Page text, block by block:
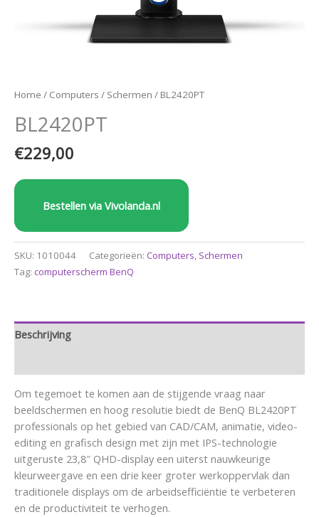
Home / Computers / Schermen / BL2420PT
BL2420PT
€229,00
Bestellen via Vivolanda.nl
SKU: 1010044 Categorieën: Computers, Schermen
Tag: computerscherm BenQ
Beschrijving
Om tegemoet te komen aan de stijgende vraag naar
beeldschermen en hoog resolutie biedt de BenQ BL2420PT
professionals op het gebied van CAD/CAM, animatie, video-
editing en grafisch design met zijn met IPS-technologie
uitgeruste 23,8″ QHD-display een uiterst nauwkeurige
kleurweergave en een drie keer groter werkoppervlak dan
traditionele displays om de arbeidsefficiëntie te verbeteren
en de productiviteit te verhogen.